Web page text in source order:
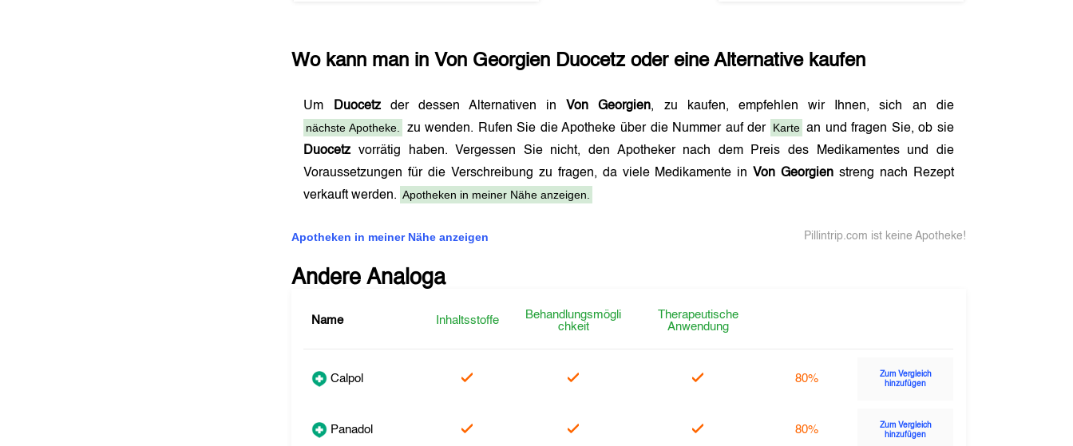
Wo kann man in Von Georgien Duocetzoder eine Alternative kaufen
Um Duocetzder dessen Alternativen in Von Georgien, zu kaufen, empfehlen wir Ihnen, sich an die
nächste Apotheke.
zu wenden. Rufen Sie die Apotheke über die Nummer auf der Karte an und fragen Sie, ob sie
Duocetz vorrätig haben. Vergessen Sie nicht, den Apotheker nach dem Preis des Medikamentes und die
Voraussetzungen für die Verschreibung zu fragen, da viele Medikamente in Von Georgien streng nach Rezept
verkauft werden. Apotheken in meiner Nähe anzeigen.
Apotheken in meiner Nähe anzeigen Pillintrip.com ist keine Apotheke!
Andere Analoga
Name Inhaltsstoffe
Behandlungsmögli
chkeit
Therapeutische
Anwendung
Calpol 80%
Zum Vergleich
hinzufügen
Panadol 80%
Zum Vergleich
hinzufügen